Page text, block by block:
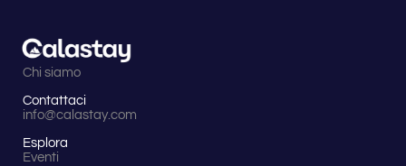
Chi siamo
Contattaci
info@calastay.com
Esplora
Eventi